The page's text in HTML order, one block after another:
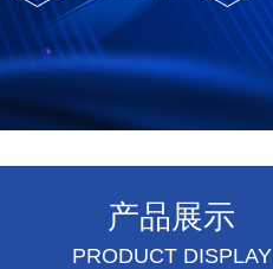
产品展示
PRODUCT DISPLAY